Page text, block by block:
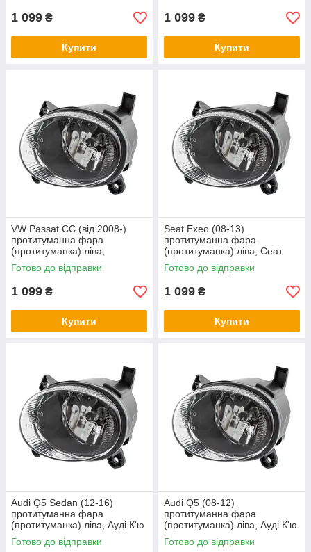
1 099 ₴
Купити
1 099 ₴
Купити
VW Passat CC (від 2008-)
протитуманна фара
(протитуманка) ліва,
Фольцваген Пассат СС
Готово до відправки
1 099 ₴
Купити
Seat Exeo (08-13)
протитуманна фара
(протитуманка) ліва, Сеат
Ексео
Готово до відправки
1 099 ₴
Купити
Audi Q5 Sedan (12-16)
протитуманна фара
(протитуманка) ліва, Ауді К'ю
5 Седан
Готово до відправки
Audi Q5 (08-12)
протитуманна фара
(протитуманка) ліва, Ауді К'ю
5
Готово до відправки